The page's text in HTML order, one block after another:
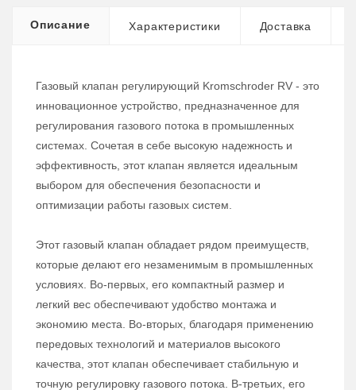
Описание Характеристики Доставка
Газовый клапан регулирующий Kromschroder RV - это
инновационное устройство, предназначенное для
регулирования газового потока в промышленных
системах. Сочетая в себе высокую надежность и
эффективность, этот клапан является идеальным
выбором для обеспечения безопасности и
оптимизации работы газовых систем.
Этот газовый клапан обладает рядом преимуществ,
которые делают его незаменимым в промышленных
условиях. Во-первых, его компактный размер и
легкий вес обеспечивают удобство монтажа и
экономию места. Во-вторых, благодаря применению
передовых технологий и материалов высокого
качества, этот клапан обеспечивает стабильную и
точную регулировку газового потока. В-третьих, его